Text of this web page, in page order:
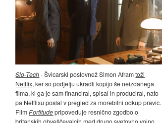
Slo-Tech- Švicarski poslovnež Simon Aframtoži
Netflix, ker so podjetju ukradli kopijo še neizdanega
filma, ki ga je sam financiral, spisal in produciral, nato
pa Netflixu poslal v pregled za morebitni odkup pravic.
FilmFortitudepripoveduje resnično zgodbo o
britanskih obveščevalcih med drugo svetovno vojno,